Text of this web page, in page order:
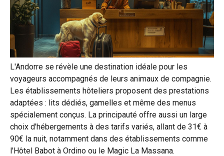
L'Andorre se révèle une destination idéale pour les
voyageurs accompagnés de leurs animaux de compagnie.
Les établissements hôteliers proposent des prestations
adaptées : lits dédiés, gamelles et même des menus
spécialement conçus. La principauté offre aussi un large
choix d'hébergements à des tarifs variés, allant de 31€ à
90€ la nuit, notamment dans des établissements comme
l'Hôtel Babot à Ordino ou le Magic La Massana.